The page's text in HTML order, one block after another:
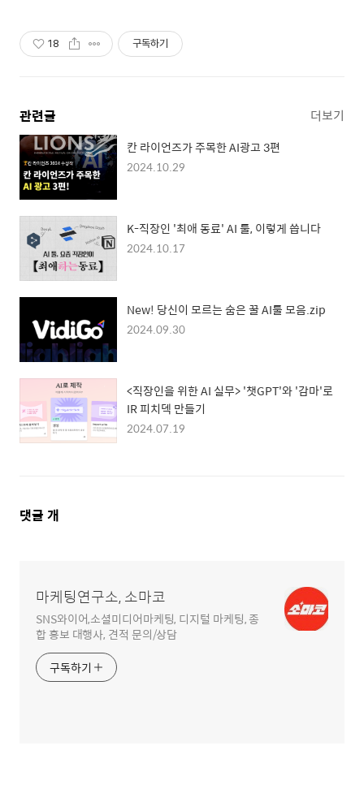
18 구독하기
관련글 더보기
칸 라이언즈가 주목한 AI광고 3편
2024.10.29
K-직장인 '최애 동료' AI 툴, 이렇게 씁니다
2024.10.17
New! 당신이 모르는 숨은 꿀 AI툴 모음.zip
2024.09.30
<직장인을 위한 AI 실무> '챗GPT'와 '감마'로
IR 피치덱 만들기
2024.07.19
댓
댓글 개
마케팅연구소, 소마코
SNS와이어,소셜미디어마케팅, 디지털 마케팅, 종
합 홍보 대행사, 견적 문의/상담
구독하기